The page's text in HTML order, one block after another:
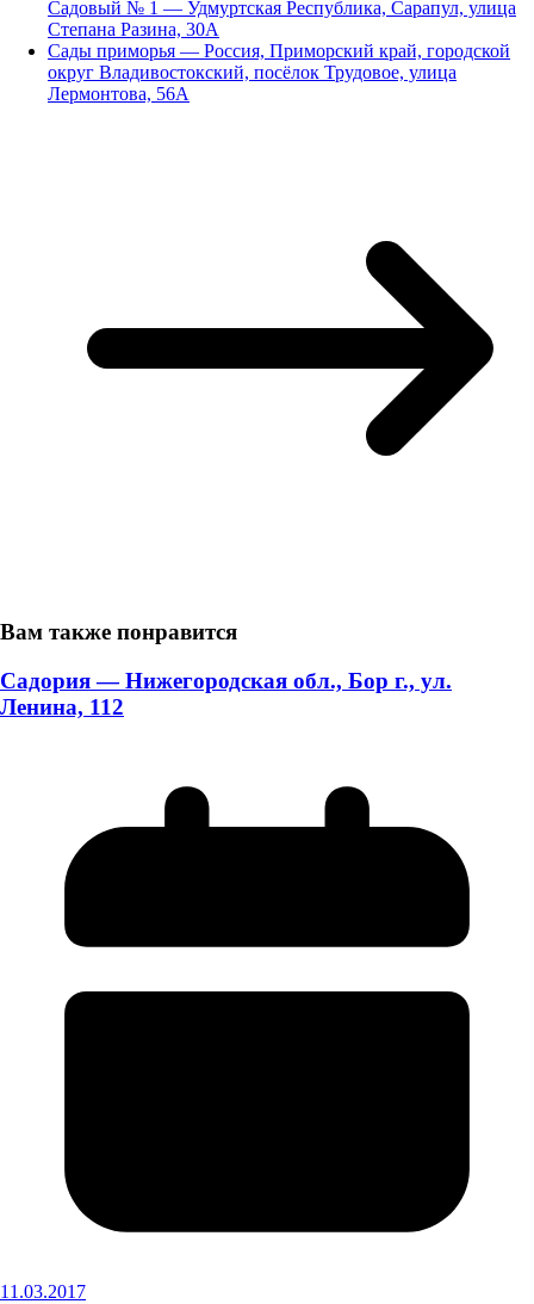
Садовый № 1 — Удмуртская Республика, Сарапул, улица
Степана Разина, 30А
Сады приморья — Россия, Приморский край, городской
округ Владивостокский, посёлок Трудовое, улица
Лермонтова, 56А
Вам также понравится
Садория — Нижегородская обл., Бор г., ул.
Ленина, 112
11.03.2017